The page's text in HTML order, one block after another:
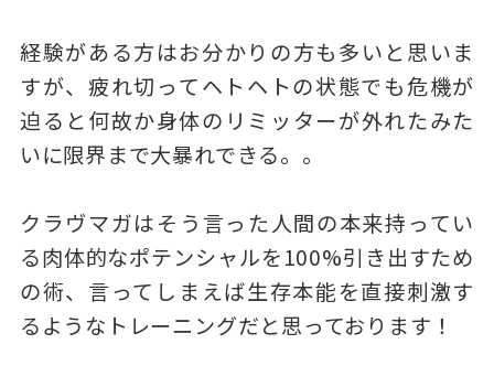
経験がある方はお分かりの方も多いと思いま
すが、疲れ切ってヘトヘトの状態でも危機が
迫ると何故か身体のリミッターが外れたみた
いに限界まで大暴れできる。。
クラヴマガはそう言った人間の本来持ってい
る肉体的なポテンシャルを100%引き出すため
の術、言ってしまえば生存本能を直接刺激す
るようなトレーニングだと思っております！